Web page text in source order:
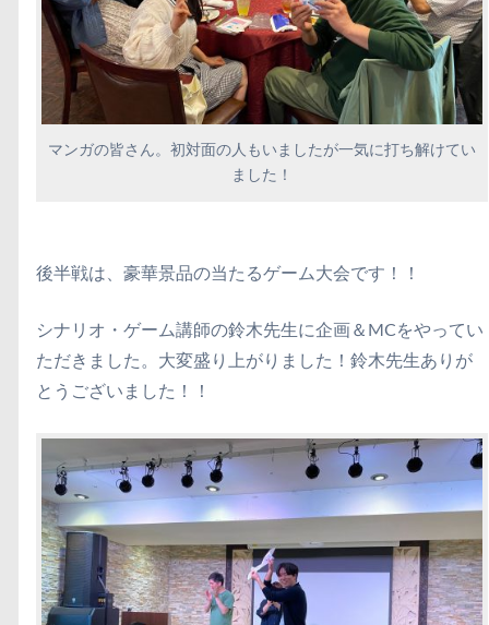
マンガの皆さん。初対面の人もいましたが一気に打ち解けてい
ました！
後半戦は、豪華景品の当たるゲーム大会です！！
シナリオ・ゲーム講師の鈴木先生に企画＆MCをやってい
ただきました。大変盛り上がりました！鈴木先生ありが
とうございました！！